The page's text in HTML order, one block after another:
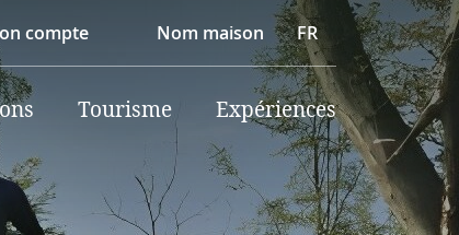
compte Nom maison FR
Tourisme Expériences